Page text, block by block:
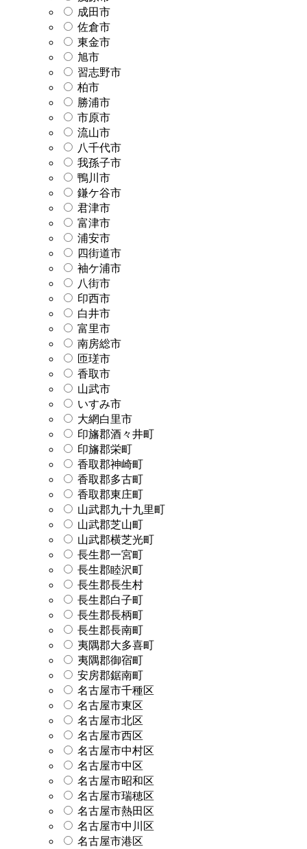
成田市
佐倉市
東金市
旭市
習志野市
柏市
勝浦市
市原市
流山市
八千代市
我孫子市
鴨川市
鎌ケ谷市
君津市
富津市
浦安市
四街道市
袖ケ浦市
八街市
印西市
白井市
富里市
南房総市
匝瑳市
香取市
山武市
いすみ市
大網白里市
印旛郡酒々井町
印旛郡栄町
香取郡神崎町
香取郡多古町
香取郡東庄町
山武郡九十九里町
山武郡芝山町
山武郡横芝光町
長生郡一宮町
長生郡睦沢町
長生郡長生村
長生郡白子町
長生郡長柄町
長生郡長南町
夷隅郡大多喜町
夷隅郡御宿町
安房郡鋸南町
名古屋市千種区
名古屋市東区
名古屋市北区
名古屋市西区
名古屋市中村区
名古屋市中区
名古屋市昭和区
名古屋市瑞穂区
名古屋市熱田区
名古屋市中川区
名古屋市港区